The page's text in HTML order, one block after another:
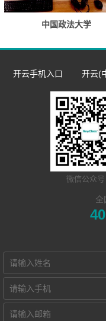
中国政法大学
开云手机入口
数字语言学习系
同声传译训练系
​远程合班教学系
开云(中国) Hub
高密度WiFi移动
智慧教室
开云(
双一流/
外语
MTI/
用户
微信公众号
全